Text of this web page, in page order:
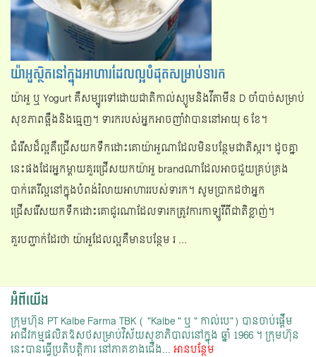
យ៉ាអួស្ថិតនៅក្នុងអាហារដែលល្អបំផុតសម្រាប់ទារក
យ៉ាអួ ឬ Yogurt គឺសម្បូរទៅដោយជាតិកាល់ស្យូមនិងវីតាមីន D ចាំបាច់សម្រាប់
សុខភាពឆ្អឹងនិងធ្មេញ។ ទារករបស់អ្នកអាចញាំវាបាននៅអាយុ 6 ខែ។
ជំរើសដ៏ល្អគឺជ្រើសយកទឹកដោះគោយ៉ាអួណាដែលមិនបន្ថែមជាតិស្ករ។ ដូចគ្នា
នេះផងដែរអ្នកម្ដាយគួរជ្រើសយកយ៉ាអួ brandណាដែលអាចជួយគ្រប់គ្រង
បាក់តេរីល្អនៅក្នុងបំពង់រំលាយអាហាររបស់ទារក។ សូមប្រាកដថាអ្នក
ជ្រើសរើសយកទឹកដោះគោជូរណាដែលទារកត្រូវការកាឡូរីពីជាតិខ្លាញ់។
គួរបញ្ជាក់ដែរថា យ៉ាអួដែលល្អគឺមានបន្ថែម រ ...
អំពីយើង
ក្រុមហ៊ុន PT Kalbe Farma TBK ( "Kalbe " ឬ " កាល់បេ") បានចាប់ផ្ដើម
អាជីវកម្មផលិតឱសថសម្រាប់វិស័យសុខាភិបាលនៅក្នុង ឆ្នាំ 1966 ។​ ក្រុមហ៊ុន
នេះបានធ្វើប្រតិបត្តិការ នៅភាគខាងជើង... អានបន្ថែម